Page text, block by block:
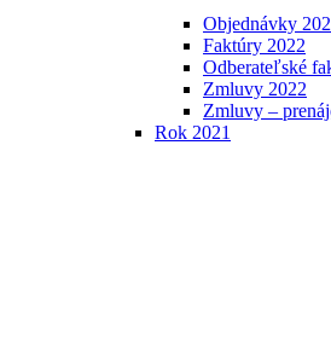
Objednávky
Faktúry 2022
Odberateľské
Zmluvy 2022
Zmluvy –
Rok 2021